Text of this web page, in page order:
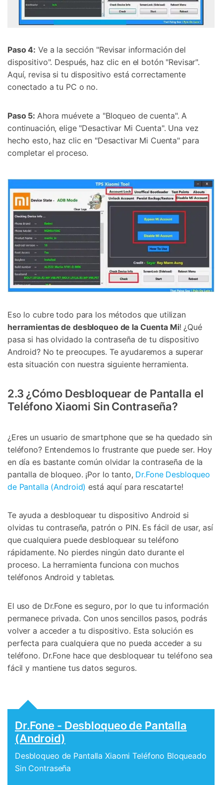
Paso 4: Ve a la sección "Revisar información del
dispositivo". Después, haz clic en el botón "Revisar".
Aquí, revisa si tu dispositivo está correctamente
conectado a tu PC o no.
Paso 5: Ahora muévete a "Bloqueo de cuenta". A
continuación, elige "Desactivar Mi Cuenta". Una vez
hecho esto, haz clic en "Desactivar Mi Cuenta" para
completar el proceso.
Eso lo cubre todo para los métodos que utilizan
herramientas de desbloqueo de la Cuenta Mi! ¿Qué
pasa si has olvidado la contraseña de tu dispositivo
Android? No te preocupes. Te ayudaremos a superar
esta situación con nuestra siguiente herramienta.
2.3 ¿Cómo Desbloquear de Pantalla el
Teléfono Xiaomi Sin Contraseña?
¿Eres un usuario de smartphone que se ha quedado sin
teléfono? Entendemos lo frustrante que puede ser. Hoy
en día es bastante común olvidar la contraseña de la
pantalla de bloqueo. ¡Por lo tanto, Dr.Fone Desbloqueo
de Pantalla (Android) está aquí para rescatarte!
Te ayuda a desbloquear tu dispositivo Android si
olvidas tu contraseña, patrón o PIN. Es fácil de usar, así
que cualquiera puede desbloquear su teléfono
rápidamente. No pierdes ningún dato durante el
proceso. La herramienta funciona con muchos
teléfonos Android y tabletas.
El uso de Dr.Fone es seguro, por lo que tu información
permanece privada. Con unos sencillos pasos, podrás
volver a acceder a tu dispositivo. Esta solución es
perfecta para cualquiera que no pueda acceder a su
teléfono. Dr.Fone hace que desbloquear tu teléfono sea
fácil y mantiene tus datos seguros.
Dr.Fone - Desbloqueo de Pantalla
(Android)
Desbloqueo de Pantalla Xiaomi Teléfono Bloqueado
Sin Contraseña
+50M usuarios y +17 años de confianza
Desbloquea, repara y protege tu teléfono
Tecnología IA: sin conocimientos técnicos
Abrir App Prueba Online